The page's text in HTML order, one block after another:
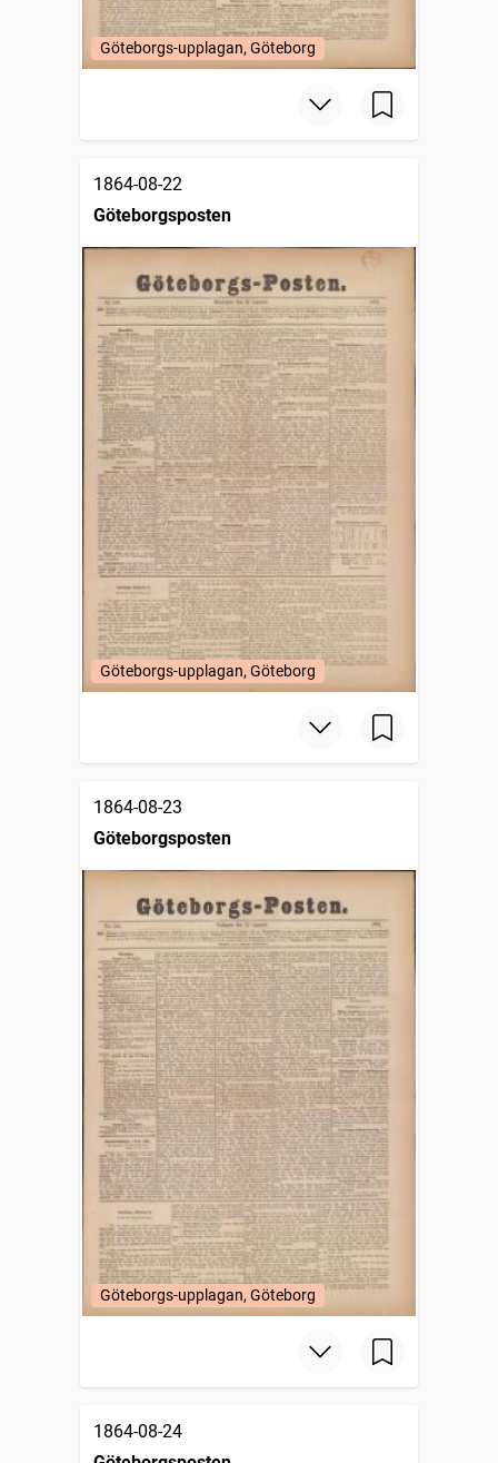
Göteborgs-upplagan, Göteborg
1864-08-22
Göteborgsposten
Göteborgs-upplagan, Göteborg
1864-08-23
Göteborgsposten
Göteborgs-upplagan, Göteborg
1864-08-24